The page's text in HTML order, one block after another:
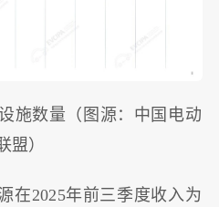
施数量（图源：中国电动
盟）
在2025年前三季度收入为